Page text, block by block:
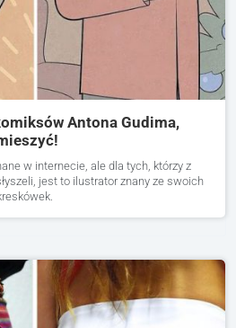
Antona Gudima,
w internecie, ale dla tych, którzy z
jest to ilustrator znany ze swoich